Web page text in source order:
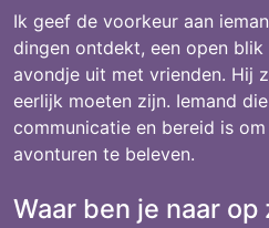
Ik geef de voorkeur aan
dingen ontdekt, een open
avondje uit met vrienden. Hij
eerlijk moeten zijn. Iemand
communicatie en bereid is
avonturen te beleven.
Waar ben je naar op